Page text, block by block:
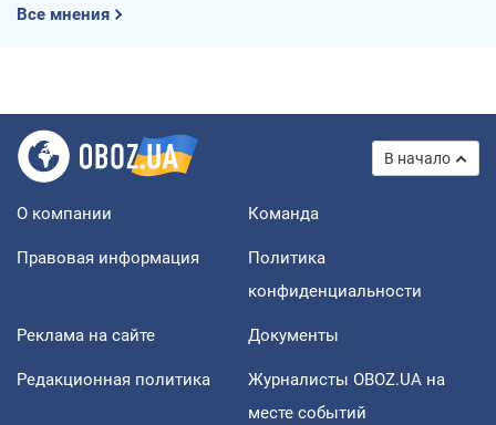
Все мнения
В начало
О компании Команда
Правовая информация
Политика
конфиденциальности
Реклама на сайте Документы
Редакционная политика
Журналисты OBOZ.UA на
месте событий